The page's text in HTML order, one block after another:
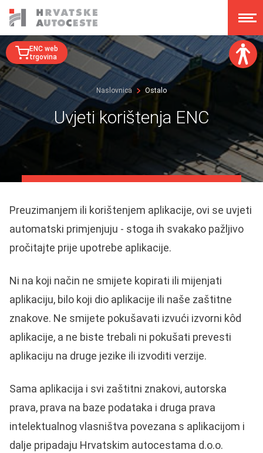
Veličina fonta:
Kontrast:
ENC web
trgovina
Naslovnica Ostalo
Uvjeti korištenja ENC
Preuzimanjem ili korištenjem aplikacije, ovi se uvjeti
automatski primjenjuju - stoga ih svakako pažljivo
pročitajte prije upotrebe aplikacije.
Ni na koji način ne smijete kopirati ili mijenjati
aplikaciju, bilo koji dio aplikacije ili naše zaštitne
znakove. Ne smijete pokušavati izvući izvorni kôd
aplikacije, a ne biste trebali ni pokušati prevesti
aplikaciju na druge jezike ili izvoditi verzije.
Sama aplikacija i svi zaštitni znakovi, autorska
prava, prava na baze podataka i druga prava
intelektualnog vlasništva povezana s aplikacijom i
dalje pripadaju Hrvatskim autocestama d.o.o.